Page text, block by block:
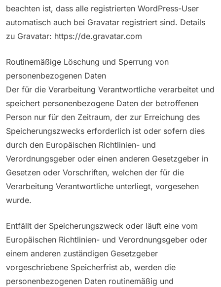
beachten ist, dass alle registrierten WordPress-User
automatisch auch bei Gravatar registriert sind. Details
zu Gravatar: https://de.gravatar.com
Routinemäßige Löschung und Sperrung von
personenbezogenen Daten
Der für die Verarbeitung Verantwortliche verarbeitet und
speichert personenbezogene Daten der betroffenen
Person nur für den Zeitraum, der zur Erreichung des
Speicherungszwecks erforderlich ist oder sofern dies
durch den Europäischen Richtlinien- und
Verordnungsgeber oder einen anderen Gesetzgeber in
Gesetzen oder Vorschriften, welchen der für die
Verarbeitung Verantwortliche unterliegt, vorgesehen
wurde.
Entfällt der Speicherungszweck oder läuft eine vom
Europäischen Richtlinien- und Verordnungsgeber oder
einem anderen zuständigen Gesetzgeber
vorgeschriebene Speicherfrist ab, werden die
personenbezogenen Daten routinemäßig und